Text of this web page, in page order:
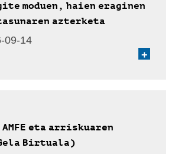
moduen, haien eraginen
azterketa
09-14
+
eta arriskuaren
Birtuala)